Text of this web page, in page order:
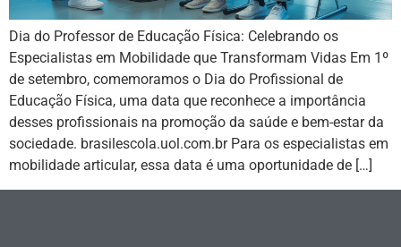
Dia do Professor de Educação Física: Celebrando os
Especialistas em Mobilidade que Transformam Vidas Em 1º
de setembro, comemoramos o Dia do Profissional de
Educação Física, uma data que reconhece a importância
desses profissionais na promoção da saúde e bem-estar da
sociedade. brasilescola.uol.com.br Para os especialistas em
mobilidade articular, essa data é uma oportunidade de […]